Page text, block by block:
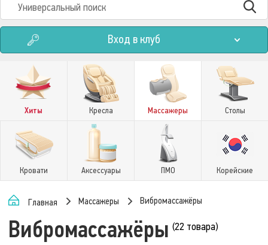
Вход в клуб
Хиты Кресла Массажеры Столы
Кровати Аксессуары ПМО Корейские
Главная Массажеры Вибромассажёры
Вибромассажёры (22 товара)